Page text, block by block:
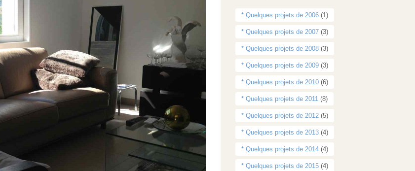
* Quelques projets de 2006(1)
* Quelques projets de 2007(3)
* Quelques projets de 2008(3)
* Quelques projets de 2009(3)
* Quelques projets de 2010(6)
* Quelques projets de 2011(8)
* Quelques projets de 2012(5)
* Quelques projets de 2013(4)
* Quelques projets de 2014(4)
* Quelques projets de 2015(4)